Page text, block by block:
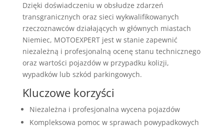
Dzięki doświadczeniu w obsłudze zdarzeń
transgranicznych oraz sieci wykwalifikowanych
rzeczoznawców działających w głównych miastach
Niemiec, MOTOEXPERT jest w stanie zapewnić
niezależną i profesjonalną ocenę stanu technicznego
oraz wartości pojazdów w przypadku kolizji,
wypadków lub szkód parkingowych.
Kluczowe korzyści
Niezależna i profesjonalna wycena pojazdów
Kompleksowa pomoc w sprawach powypadkowych